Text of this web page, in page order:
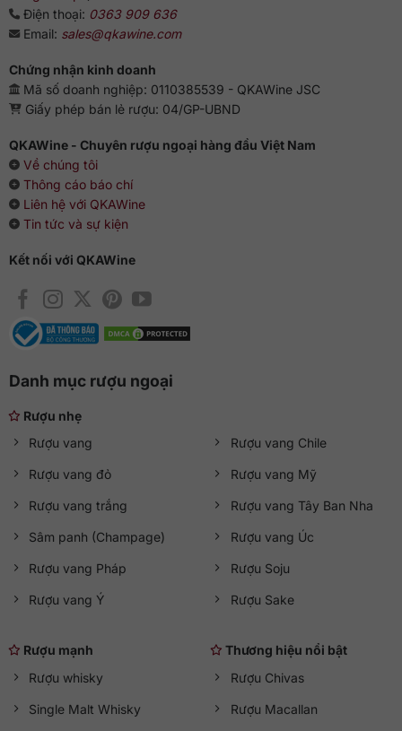
Limited
nha đơn cất) nổi tiếng từ các nhà máy Yamazaki & Hakushu
cùng grain whisky từ Chita. Mỗi dòng đều trưởng thành ít
nhất 21 năm bên trong những thùng Ex-Bourbon, Sherry và
phong phú, tầng tầng lớp lớp trùng điệp khiến người dùng
bất ngờ. Với một sự cân bằng hoàn hảo độ ngọt và độ chua,
phảng phất mùi gỗ sồi cùng hương khói, thanh nhã, cuốn
hút, cổ điển nhưng vô cùng hợp thời.
nguyên chất, thêm đá, thêm chút nước lọc hoặc pha chế
Điện thoại: 0363 909 636
Email: sales@qkawine.com
Chứng nhận kinh doanh
Mã số doanh nghiệp: 0110385539 - QKAWine JSC
Giấy phép bán lẻ rượu: 04/GP-UBND
QKAWine - Chuyên rượu ngoại hàng đầu Việt Nam
Về chúng tôi
Thông cáo báo chí
Liên hệ với QKAWine
Tin tức và sự kiện
Kết nối với QKAWine
Danh mục rượu ngoại
Rượu nhẹ
Rượu vang
Rượu vang đỏ
Rượu vang trắng
Sâm panh (Champage)
Rượu vang Pháp
Rượu vang Ý
Rượu vang Chile
Rượu vang Mỹ
Rượu vang Tây Ban Nha
Rượu vang Úc
Rượu Soju
Rượu Sake
Rượu mạnh
Rượu whisky
Single Malt Whisky
Thương hiệu nổi bật
Rượu Chivas
Rượu Macallan